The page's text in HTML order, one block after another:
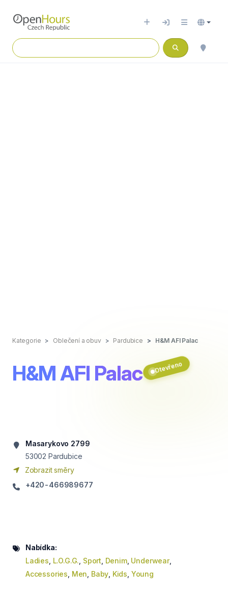
Kategorie Oblečení a obuv Pardubice H&M AFI Palac
H&M AFI Palac Otevřeno
Masarykovo 2799
53002 Pardubice
Zobrazit směry
+420-466989677
Nabídka:
Ladies L.O.G.G. Sport Denim, Underwear,
Accessories Men Baby Kids Young